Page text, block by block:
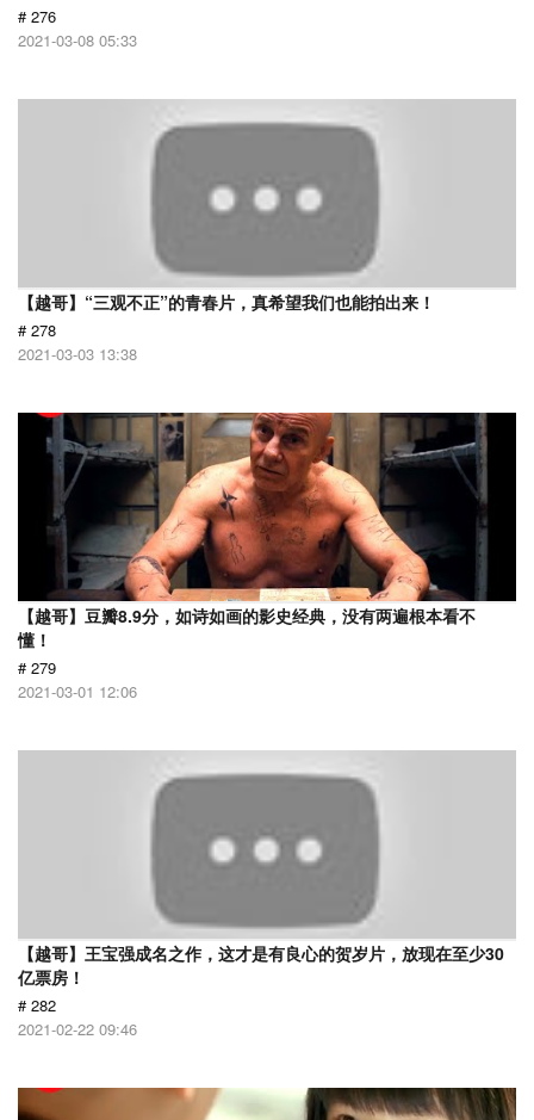
# 276
2021-03-08 05:33
【越哥】“三观不正”的青春片，真希望我们也能拍出来！
# 278
2021-03-03 13:38
【越哥】豆瓣8.9分，如诗如画的影史经典，没有两遍根本看不
懂！
# 279
2021-03-01 12:06
【越哥】王宝强成名之作，这才是有良心的贺岁片，放现在至少30
亿票房！
# 282
2021-02-22 09:46